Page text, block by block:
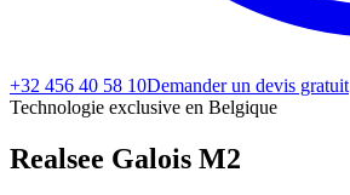
+32 456 40 58 10Demander un devis gratuit
Technologie exclusive en Belgique
Realsee Galois M2